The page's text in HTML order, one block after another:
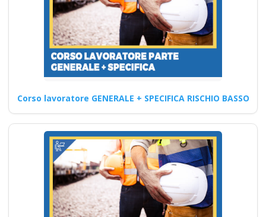
Continua
sicurezza sul lavoro:
come applicare le
nuove norme del
2025 Nuovo accordo
stato regioni 2025
realtà virtuale app
Corso lavoratore GENERALE + SPECIFICA RISCHIO BASSO